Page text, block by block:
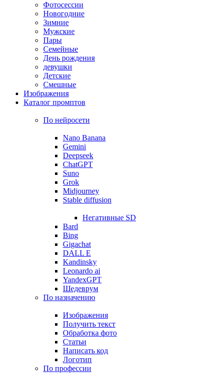
Фотосессии
Новогодние
Зимние
Мужские
Пары
Семейные
День рождения
девушки
Детские
Смешные
Изображения
Каталог промптов
По нейросети
Nano Banana
Gemini
Deepseek
ChatGPT
Suno
Grok
Midjourney
Stable diffusion
Негативные SD
Bard
Bing
Gigachat
DALL E
Kandinsky
Leonardo ai
YandexGPT
Шедеврум
По назначению
Изображения
Получить текст
Обработка фото
Статьи
Написать код
Логотип
По профессии